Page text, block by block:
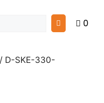
0
/ D-SKE-330-